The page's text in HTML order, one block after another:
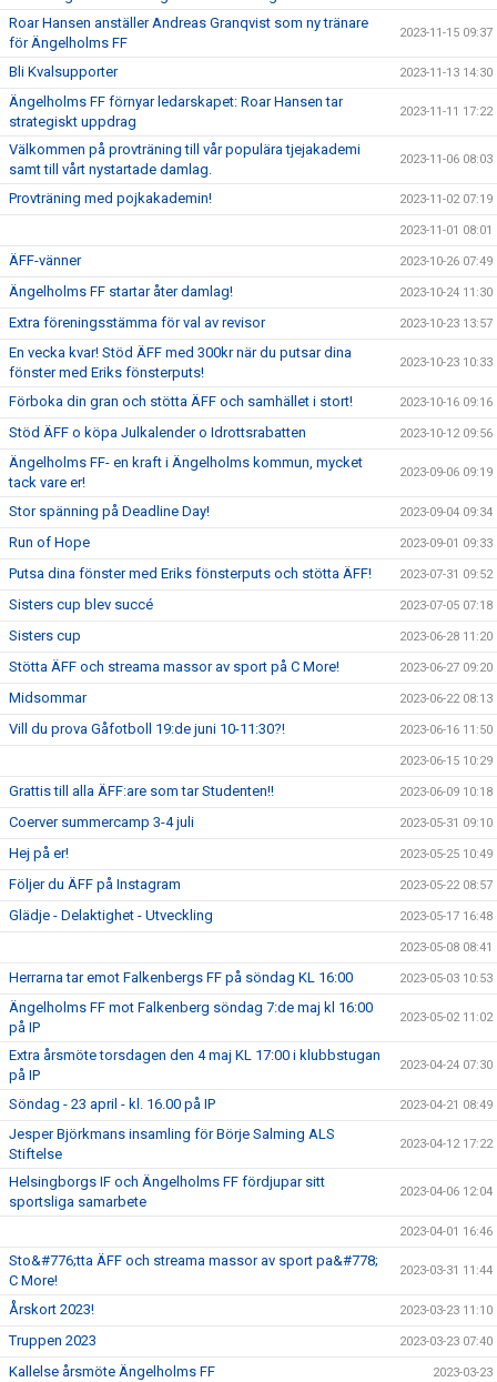
Roar Hansen anställer Andreas Granqvist som ny tränare
för Ängelholms FF
2023-11-15 09:37
Bli Kvalsupporter 2023-11-13 14:30
Ängelholms FF förnyar ledarskapet: Roar Hansen tar
strategiskt uppdrag
2023-11-11 17:22
Välkommen på provträning till vår populära tjejakademi
samt till vårt nystartade damlag.
2023-11-06 08:03
Provträning med pojkakademin! 2023-11-02 07:19
2023-11-01 08:01
ÄFF-vänner 2023-10-26 07:49
Ängelholms FF startar åter damlag! 2023-10-24 11:30
Extra föreningsstämma för val av revisor 2023-10-23 13:57
En vecka kvar! Stöd ÄFF med 300kr när du putsar dina
fönster med Eriks fönsterputs!
2023-10-23 10:33
Förboka din gran och stötta ÄFF och samhället i stort! 2023-10-16 09:16
Stöd ÄFF o köpa Julkalender o Idrottsrabatten 2023-10-12 09:56
Ängelholms FF- en kraft i Ängelholms kommun, mycket
tack vare er!
2023-09-06 09:19
Stor spänning på Deadline Day! 2023-09-04 09:34
Run of Hope 2023-09-01 09:33
Putsa dina fönster med Eriks fönsterputs och stötta ÄFF! 2023-07-31 09:52
Sisters cup blev succé 2023-07-05 07:18
Sisters cup 2023-06-28 11:20
Stötta ÄFF och streama massor av sport på C More! 2023-06-27 09:20
Midsommar 2023-06-22 08:13
Vill du prova Gåfotboll 19:de juni 10-11:30?! 2023-06-16 11:50
2023-06-15 10:29
Grattis till alla ÄFF:are som tar Studenten!! 2023-06-09 10:18
Coerver summercamp 3-4 juli 2023-05-31 09:10
Hej på er! 2023-05-25 10:49
Följer du ÄFF på Instagram 2023-05-22 08:57
Glädje - Delaktighet - Utveckling 2023-05-17 16:48
2023-05-08 08:41
Herrarna tar emot Falkenbergs FF på söndag KL 16:00 2023-05-03 10:53
Ängelholms FF mot Falkenberg söndag 7:de maj kl 16:00
på IP
2023-05-02 11:02
Extra årsmöte torsdagen den 4 maj KL 17:00 i klubbstugan
på IP
2023-04-24 07:30
Söndag - 23 april - kl. 16.00 på IP 2023-04-21 08:49
Jesper Björkmans insamling för Börje Salming ALS
Stiftelse
2023-04-12 17:22
Helsingborgs IF och Ängelholms FF fördjupar sitt
sportsliga samarbete
2023-04-06 12:04
2023-04-01 16:46
Sto&#776;tta ÄFF och streama massor av sport pa&#778;
C More!
2023-03-31 11:44
Årskort 2023! 2023-03-23 11:10
Truppen 2023 2023-03-23 07:40
Kallelse årsmöte Ängelholms FF 2023-03-23